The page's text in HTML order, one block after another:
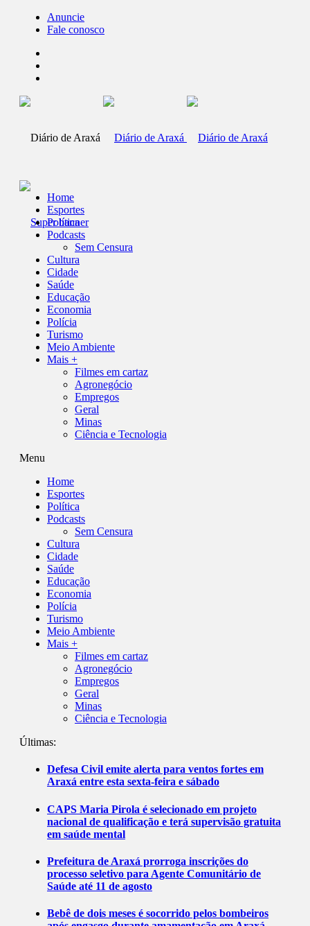
Anuncie
Fale conosco
Home
Esportes
Política
Podcasts
Sem Censura
Cultura
Cidade
Saúde
Educação
Economia
Polícia
Turismo
Meio Ambiente
Mais +
Filmes em cartaz
Agronegócio
Empregos
Geral
Minas
Ciência e Tecnologia
Menu
Home
Esportes
Política
Podcasts
Sem Censura
Cultura
Cidade
Saúde
Educação
Economia
Polícia
Turismo
Meio Ambiente
Mais +
Filmes em cartaz
Agronegócio
Empregos
Geral
Minas
Ciência e Tecnologia
Últimas:
Defesa Civil emite alerta para ventos fortes em
Araxá entre esta sexta-feira e sábado
CAPS Maria Pirola é selecionado em projeto
nacional de qualificação e terá supervisão gratuita
em saúde mental
Prefeitura de Araxá prorroga inscrições do
processo seletivo para Agente Comunitário de
Saúde até 11 de agosto
Bebê de dois meses é socorrido pelos bombeiros